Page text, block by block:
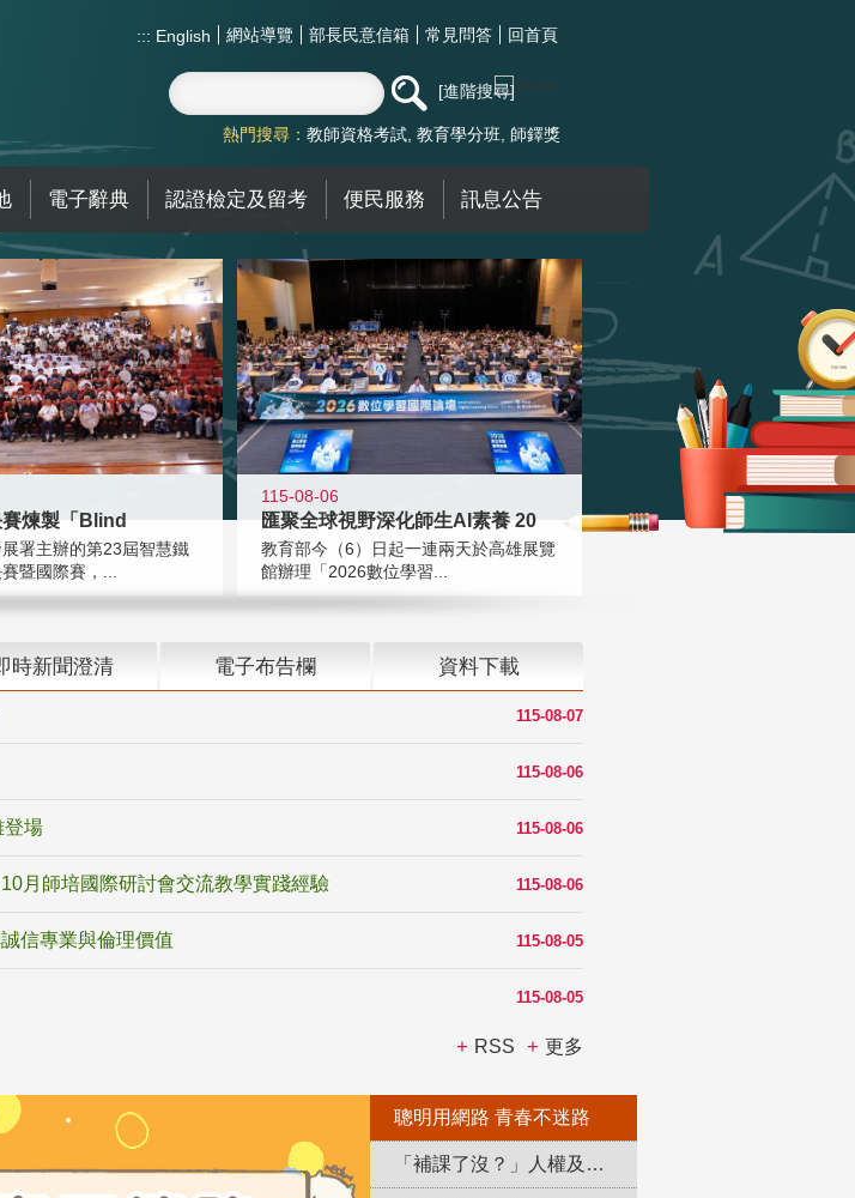
::: English 網站導覽 部長民意信箱 常見問答 回首頁
進階搜尋
熱門搜尋： 教師資格考試 教育學分班 師鐸獎
電子辭典 認證檢定及留考 便民服務 訊息公告
煉製「Blind
署主辦的第23屆智慧鐵
暨國際賽，...
115-08-06
匯聚全球視野深化師生AI素養 20
教育部今（6）日起一連兩天於高雄展覽
館辦理「2026數位學習...
時新聞澄清 電子布告欄 資料下載
115-08-07
115-08-06
115-08-06
登場
115-08-06
月師培國際研討會交流教學實踐經驗
115-08-05
信專業與倫理價值
115-08-05
RSS 更多
聰明用網路 青春不迷路
「補課了沒？」人權及轉型正義教育專區